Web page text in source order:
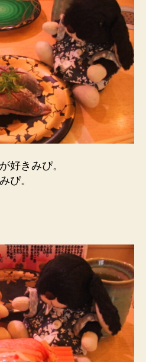
好きみぴ。
ぴ。